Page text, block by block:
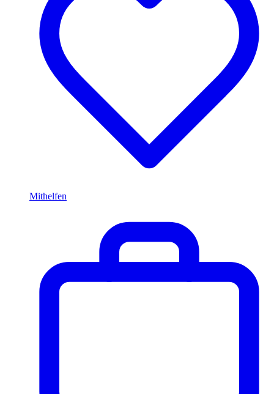
Mithelfen